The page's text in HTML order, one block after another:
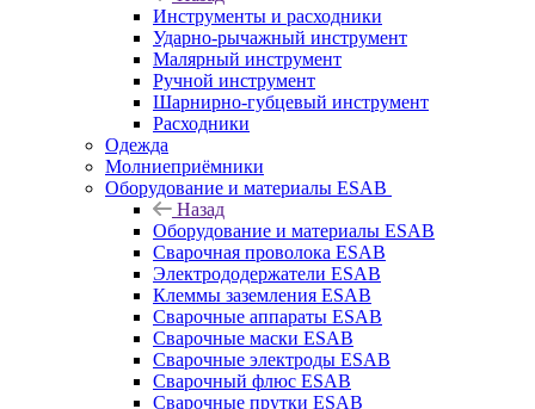
Инструменты и расходники
Ударно-рычажный инструмент
Малярный инструмент
Ручной инструмент
Шарнирно-губцевый инструмент
Расходники
Одежда
Молниеприёмники
Оборудование и материалы ESAB
Назад
Оборудование и материалы ESAB
Сварочная проволока ESAB
Электрододержатели ESAB
Клеммы заземления ESAB
Сварочные аппараты ESAB
Сварочные маски ESAB
Сварочные электроды ESAB
Сварочный флюс ESAB
Сварочные прутки ESAB